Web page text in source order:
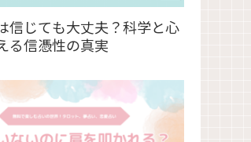
信じても大丈夫？科学と心
る信憑性の真実